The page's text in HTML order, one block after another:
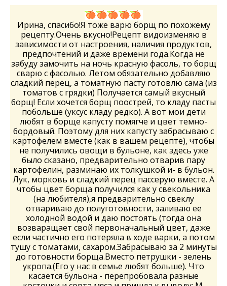
Ирина, спасибо!Я тоже варю борщ по похожему
рецепту.Очень вкусно!Рецепт видоизменяю в
зависимости от настроения, наличия продуктов,
предпочтений и даже времени года.Когда не
забуду замочить на ночь красную фасоль, то борщ
сварю с фасолью. Летом обязательно добавляю
сладкий перец, а томатную пасту готовлю сама (из
томатов с грядки) Получается самый вкусный
борщ! Если хочется борщ поострей, то кладу пасты
побольше (уксус кладу редко). А вот мои дети
любят в борще капусту помягче и цвет темно-
бордовый. Поэтому для них капусту забрасываю с
картофелем вместе (как в вашем рецепте), чтобы
не получились овощи в бульоне, как здесь уже
было сказано, предварительно отварив пару
картофелин, разминаю их толкушкой и- в бульон.
Лук, морковь и сладкий перец пассерую вместе. А
чтобы цвет борща получился как у свекольника
(на любителя),я предварительно свеклу
отвариваю до полуготовности, заливаю ее
холодной водой и даю постоять (тогда она
возваращает свой первоначальный цвет, даже
если частично его потеряла в ходе варки, а потом
тушу с томатами, сахаром.Забрасываю за 2 минуты
до готовности борща.Вместо петрушки - зелень
укропа.(Его у нас в семье любят больше). Что
касается бульона - перепробовала разные